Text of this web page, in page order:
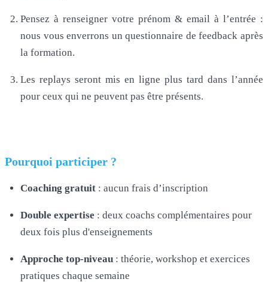
Pensez à renseigner votre prénom & email à l’entrée :
nous vous enverrons un questionnaire de feedback après
la formation.
Les replays seront mis en ligne plus tard dans l’année
pour ceux qui ne peuvent pas être présents.
Pourquoi participer ?
Coaching gratuit : aucun frais d’inscription
Double expertise : deux coachs complémentaires pour
deux fois plus d'enseignements
Approche top-niveau : théorie, workshop et exercices
pratiques chaque semaine